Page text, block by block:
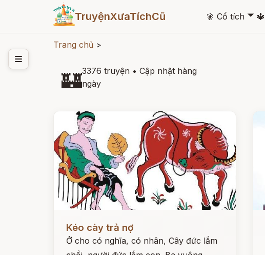
TruyệnXưaTíchCũ 🧚 Cổ tích 🞃 🔱
Trang chủ >
🏰3376 truyện • Cập nhật hàng
ngày
Kéo cày trả nợ
Ở cho có nghĩa, có nhân, Cây đức lắm